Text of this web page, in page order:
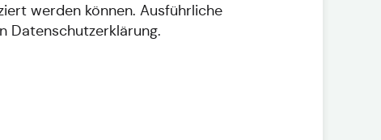
werden können. Ausführliche
Datenschutzerklärung.